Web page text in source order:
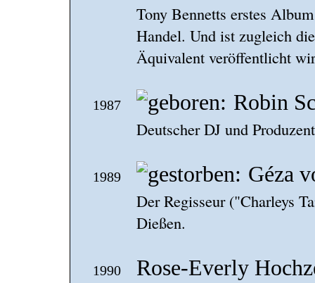
Tony Bennetts erstes
Handel. Und ist zugleich
Äquivalent veröffentlicht
1987 Robin
Deutscher DJ und
1989 Géza
Der Regisseur ("Charleys
Dießen.
1990 Rose-Everly